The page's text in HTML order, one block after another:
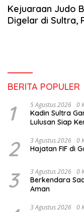
Kejuaraan Judo
Digelar di Sultra,
BERITA POPULER
1 5 Agustus 2026 0
Kadin Sultra
Lulusan Siap
2 3 Agustus 2026 0
Hajatan FIF di
3 3 Agustus 2026 0
Berkendara
Aman
3 Agustus 2026 0